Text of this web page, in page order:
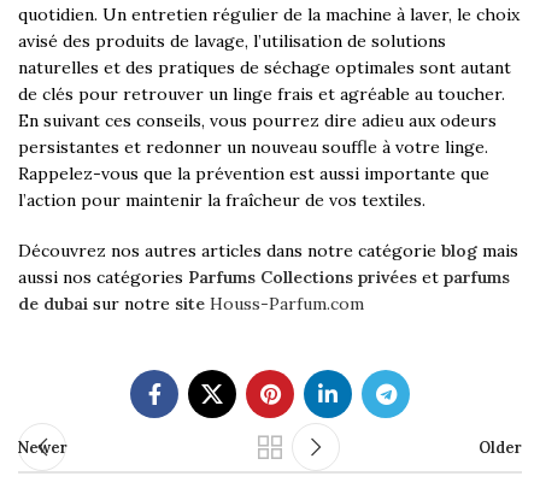
quotidien. Un entretien régulier de la machine à laver, le choix
avisé des produits de lavage, l’utilisation de solutions
naturelles et des pratiques de séchage optimales sont autant
de clés pour retrouver un linge frais et agréable au toucher.
En suivant ces conseils, vous pourrez dire adieu aux odeurs
persistantes et redonner un nouveau souffle à votre linge.
Rappelez-vous que la prévention est aussi importante que
l’action pour maintenir la fraîcheur de vos textiles.
Découvrez nos autres articles dans notre catégorie blog mais
aussi nos catégories Parfums Collections privées et parfums
de dubai sur notre site Houss-Parfum.com
Newer Older